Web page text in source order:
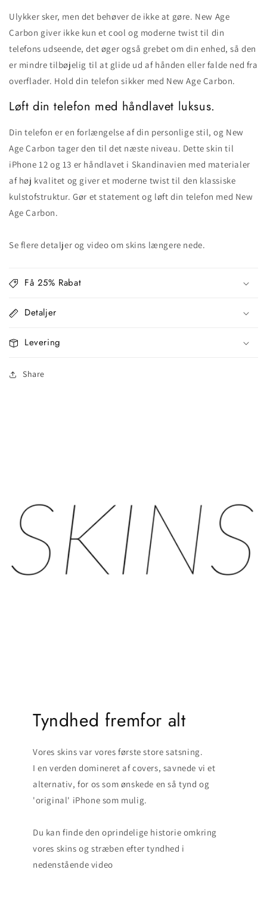
Ulykker sker, men det behøver de ikke at gøre. New Age
Carbon giver ikke kun et cool og moderne twist til din
telefons udseende, det øger også grebet om din enhed, så den
er mindre tilbøjelig til at glide ud af hånden eller falde ned fra
overflader. Hold din telefon sikker med New Age Carbon.
Løft din telefon med håndlavet luksus.
Din telefon er en forlængelse af din personlige stil, og New
Age Carbon tager den til det næste niveau. Dette skin til
iPhone 12 og 13 er håndlavet i Skandinavien med materialer
af høj kvalitet og giver et moderne twist til den klassiske
kulstofstruktur. Gør et statement og løft din telefon med New
Age Carbon.
Se flere detaljer og video om skins længere nede.
Få 25% Rabat
Detaljer
Levering
Share
Tyndhed fremfor alt
Vores skins var vores første store satsning.
I en verden domineret af covers, savnede vi et
alternativ, for os som ønskede en så tynd og
'original' iPhone som mulig.
Du kan finde den oprindelige historie omkring
vores skins og stræben efter tyndhed i
nedenstående video